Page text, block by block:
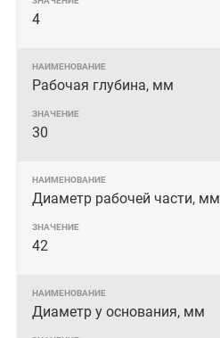
4
Рабочая глубина, мм
30
Диаметр рабочей части, мм
42
Диаметр у основания, мм